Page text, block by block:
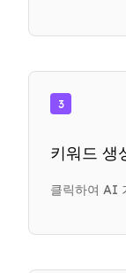
3
키워드 생
클릭하여 AI